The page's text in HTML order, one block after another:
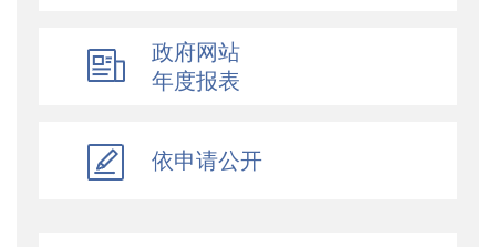
自治区财政厅机关预决算
地州预决算
其他对外管理服务信息
政府网站
年度报表
依申请公开